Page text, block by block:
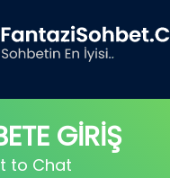
GİRİŞ
to Chat